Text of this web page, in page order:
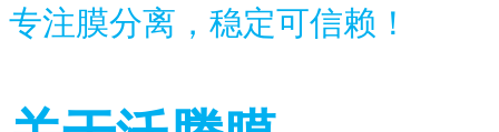
专注膜分离，稳定可信赖！